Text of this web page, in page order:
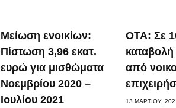
Μείωση ενοικίων:
Πίστωση 3,96 εκατ.
ευρώ για μισθώματα
Νοεμβρίου 2020 –
Ιουλίου 2021
ΟΤΑ: Σε
από
13 ΜΑΡΤΊΟΥ,